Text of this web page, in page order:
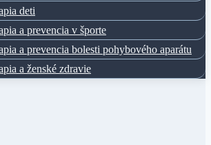
deti
a prevencia v športe
a prevencia bolesti pohybového aparátu
a ženské zdravie